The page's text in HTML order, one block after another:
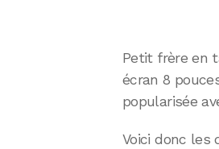
Petit frère en
écran 8
popularisée
Voici donc les